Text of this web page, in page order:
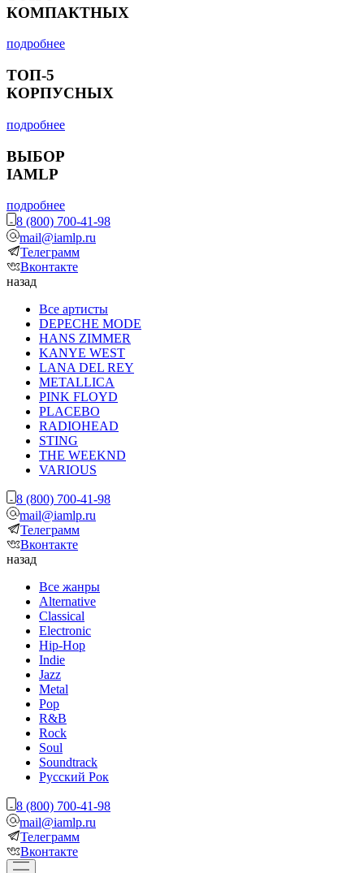
КОМПАКТНЫХ
подробнее
ТОП-5
КОРПУСНЫХ
подробнее
ВЫБОР
IAMLP
подробнее
8 (800) 700-41-98
mail@iamlp.ru
Телеграмм
Вконтакте
назад
Все артисты
DEPECHE MODE
HANS ZIMMER
KANYE WEST
LANA DEL REY
METALLICA
PINK FLOYD
PLACEBO
RADIOHEAD
STING
THE WEEKND
VARIOUS
8 (800) 700-41-98
mail@iamlp.ru
Телеграмм
Вконтакте
назад
Все жанры
Alternative
Classical
Electronic
Hip-Hop
Indie
Jazz
Metal
Pop
R&B
Rock
Soul
Soundtrack
Русский Рок
8 (800) 700-41-98
mail@iamlp.ru
Телеграмм
Вконтакте